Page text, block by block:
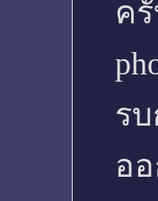
ค
ร
อ